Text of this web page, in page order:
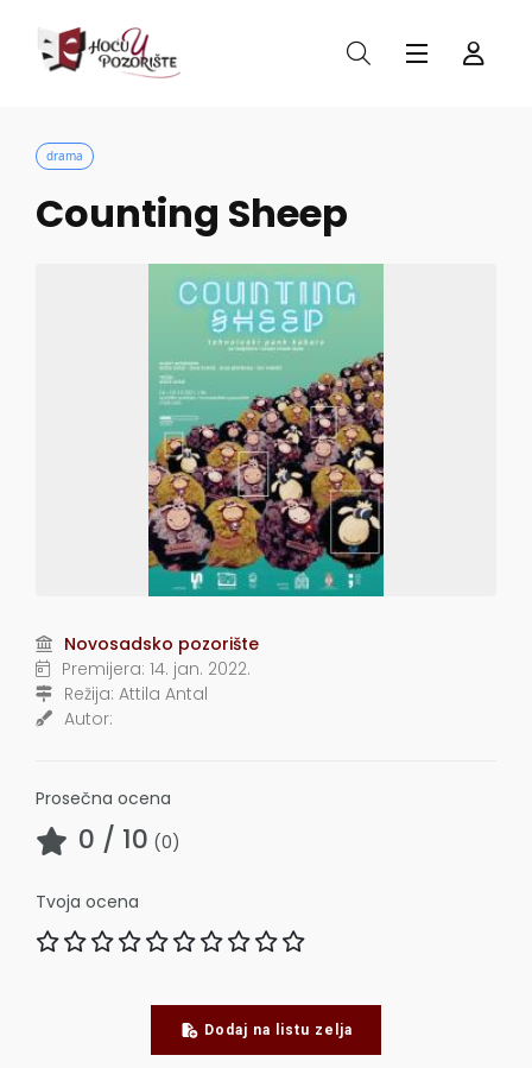
drama
Counting Sheep
Novosadsko pozorište
Premijera: 14. jan. 2022.
Režija: Attila Antal
Autor:
Prosečna ocena
0 / 10 (0)
Tvoja ocena
Dodaj na listu zelja